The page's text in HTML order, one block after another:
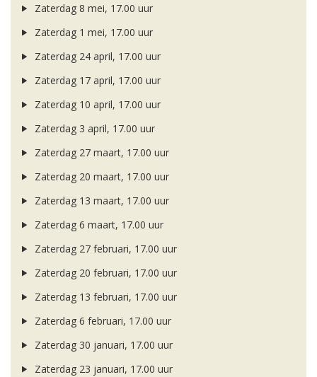
Zaterdag 8 mei, 17.00 uur
Zaterdag 1 mei, 17.00 uur
Zaterdag 24 april, 17.00 uur
Zaterdag 17 april, 17.00 uur
Zaterdag 10 april, 17.00 uur
Zaterdag 3 april, 17.00 uur
Zaterdag 27 maart, 17.00 uur
Zaterdag 20 maart, 17.00 uur
Zaterdag 13 maart, 17.00 uur
Zaterdag 6 maart, 17.00 uur
Zaterdag 27 februari, 17.00 uur
Zaterdag 20 februari, 17.00 uur
Zaterdag 13 februari, 17.00 uur
Zaterdag 6 februari, 17.00 uur
Zaterdag 30 januari, 17.00 uur
Zaterdag 23 januari, 17.00 uur